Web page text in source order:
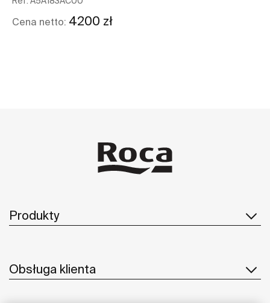
Cena netto: 4200 zł
Produkty
Obsługa klienta